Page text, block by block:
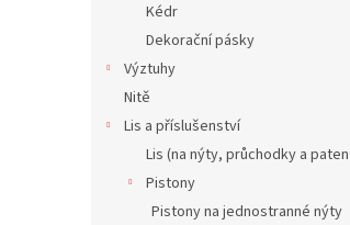
Kédr
Dekorační pásky
Výztuhy
Nitě
Lis a příslušenství
Lis (na nýty, průchodky a
Pistony
Pistony na jednostranné nýty